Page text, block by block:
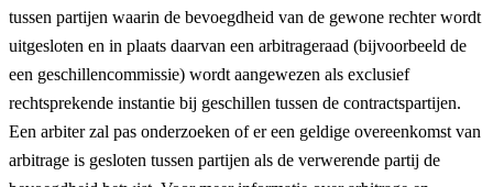
tussen partijen waarin de bevoegdheid van de gewone rechter wordt
uitgesloten en in plaats daarvan een arbitrageraad (bijvoorbeeld de
een geschillencommissie) wordt aangewezen als exclusief
rechtsprekende instantie bij geschillen tussen de contractspartijen.
Een arbiter zal pas onderzoeken of er een geldige overeenkomst van
arbitrage is gesloten tussen partijen als de verwerende partij de